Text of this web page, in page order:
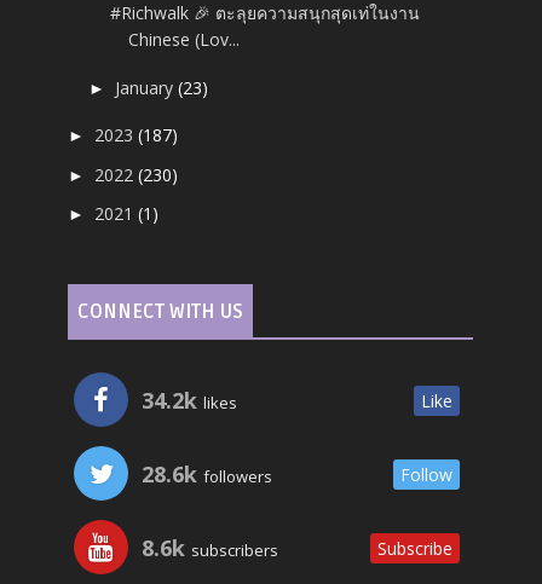
#Richwalk 🎉 ตะลุยความสนุกสุดเท่ในงาน
Chinese (Lov...
► January(23)
► 2023(187)
► 2022(230)
► 2021(1)
CONNECT WITH US
34.2k likes Like
28.6k followers Follow
8.6k subscribers Subscribe